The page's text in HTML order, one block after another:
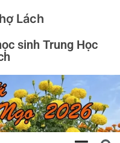
Lách
sinh Trung Học